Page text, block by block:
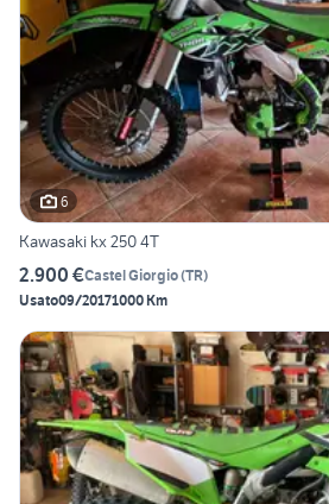
6
Kawasaki kx 250 4T
2.900 €Castel Giorgio(TR)
Usato09/20171000 Km